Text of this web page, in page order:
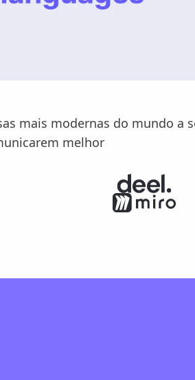
mais modernas do mundo a
melhor